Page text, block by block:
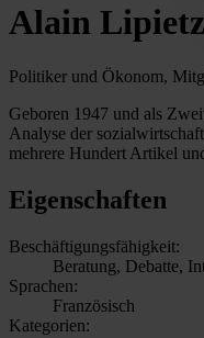
Alain Lipietz
Politiker und Ökonom,
Geboren 1947 und als
Analyse der
mehrere Hundert Artikel
Eigenschaften
Beschäftigungsfähigkeit:
Beratung, Debatte,
Sprachen:
Französisch
Kategorien: